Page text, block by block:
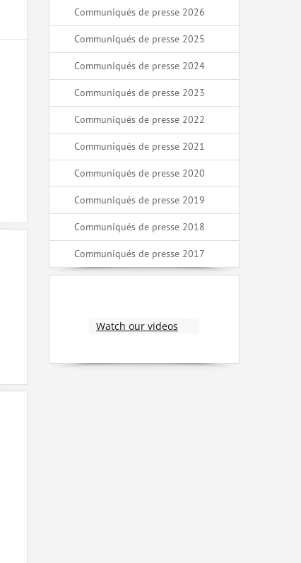
Communiqués de presse 2026
Communiqués de presse 2025
Communiqués de presse 2024
Communiqués de presse 2023
Communiqués de presse 2022
Communiqués de presse 2021
Communiqués de presse 2020
Communiqués de presse 2019
Communiqués de presse 2018
Communiqués de presse 2017
Watch our videos